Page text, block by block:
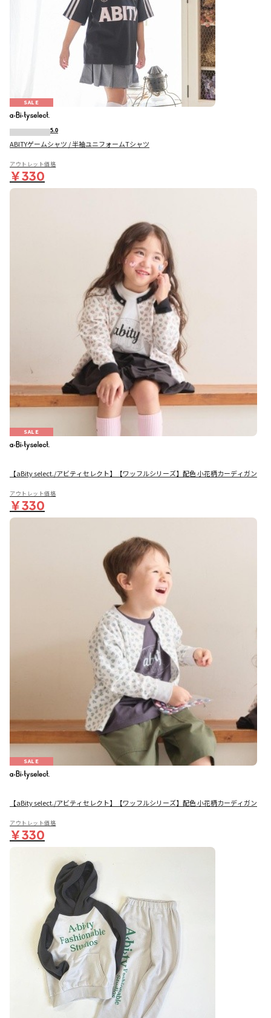
SALE
5.0
ABITYゲームシャツ / 半袖ユニフォームTシャツ
アウトレット価格
￥330
SALE
【aBity select./アビティセレクト】【ワッフルシリーズ】配色 小花柄カーディガン
アウトレット価格
￥330
SALE
【aBity select./アビティセレクト】【ワッフルシリーズ】配色 小花柄カーディガン
アウトレット価格
￥330